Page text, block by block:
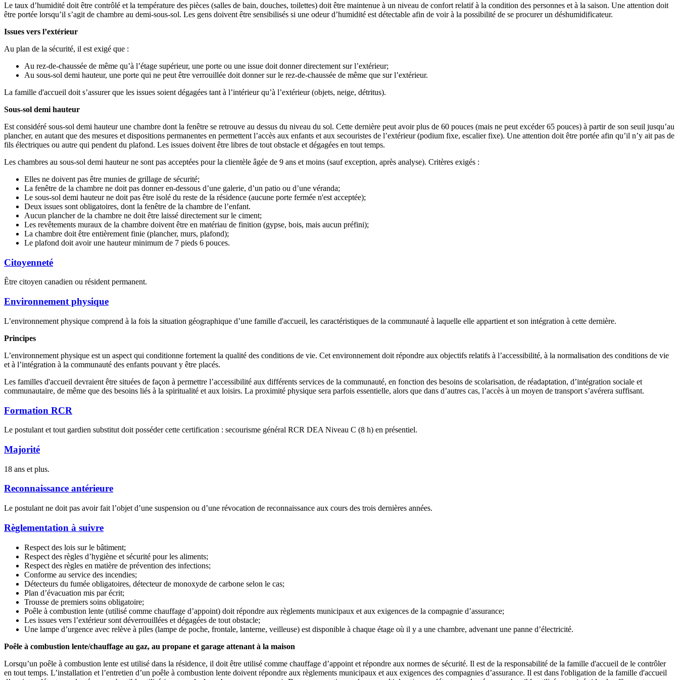
Le taux d’humidité doit être contrôlé et la température des pièces (salles de bain, douches, toilettes) doit être maintenue à un niveau de confort relatif à la condition des personnes et à la saison. Une attention doit
être portée lorsqu’il s’agit de chambre au demi-sous-sol. Les gens doivent être sensibilisés si une odeur d’humidité est détectable afin de voir à la possibilité de se procurer un déshumidificateur.
Issues vers l’extérieur
Au plan de la sécurité, il est exigé que :
Au rez-de-chaussée de même qu’à l’étage supérieur, une porte ou une issue doit donner directement sur l’extérieur;
Au sous-sol demi hauteur, une porte qui ne peut être verrouillée doit donner sur le rez-de-chaussée de même que sur l’extérieur.
La famille d'accueil doit s’assurer que les issues soient dégagées tant à l’intérieur qu’à l’extérieur (objets, neige, détritus).
Sous-sol demi hauteur
Est considéré sous-sol demi hauteur une chambre dont la fenêtre se retrouve au dessus du niveau du sol. Cette dernière peut avoir plus de 60 pouces (mais ne peut excéder 65 pouces) à partir de son seuil jusqu’au
plancher, en autant que des mesures et dispositions permanentes en permettent l’accès aux enfants et aux secouristes de l’extérieur (podium fixe, escalier fixe). Une attention doit être portée afin qu’il n’y ait pas de
fils électriques ou autre qui pendent du plafond. Les issues doivent être libres de tout obstacle et dégagées en tout temps.
Les chambres au sous-sol demi hauteur ne sont pas acceptées pour la clientèle âgée de 9 ans et moins (sauf exception, après analyse). Critères exigés :
Elles ne doivent pas être munies de grillage de sécurité;
La fenêtre de la chambre ne doit pas donner en-dessous d’une galerie, d’un patio ou d’une véranda;
Le sous-sol demi hauteur ne doit pas être isolé du reste de la résidence (aucune porte fermée n'est acceptée);
Deux issues sont obligatoires, dont la fenêtre de la chambre de l’enfant.
Aucun plancher de la chambre ne doit être laissé directement sur le ciment;
Les revêtements muraux de la chambre doivent être en matériau de finition (gypse, bois, mais aucun préfini);
La chambre doit être entièrement finie (plancher, murs, plafond);
Le plafond doit avoir une hauteur minimum de 7 pieds 6 pouces.
Citoyenneté
Être citoyen canadien ou résident permanent.
Environnement physique
L’environnement physique comprend à la fois la situation géographique d’une famille d'accueil, les caractéristiques de la communauté à laquelle elle appartient et son intégration à cette dernière.
Principes
L’environnement physique est un aspect qui conditionne fortement la qualité des conditions de vie. Cet environnement doit répondre aux objectifs relatifs à l’accessibilité, à la normalisation des conditions de vie
et à l’intégration à la communauté des enfants pouvant y être placés.
Les familles d'accueil devraient être situées de façon à permettre l’accessibilité aux différents services de la communauté, en fonction des besoins de scolarisation, de réadaptation, d’intégration sociale et
communautaire, de même que des besoins liés à la spiritualité et aux loisirs. La proximité physique sera parfois essentielle, alors que dans d’autres cas, l’accès à un moyen de transport s’avérera suffisant.
Formation RCR
Le postulant et tout gardien substitut doit posséder cette certification : secourisme général RCR DEA Niveau C (8 h) en présentiel.
Majorité
18 ans et plus.
Reconnaissance antérieure
Le postulant ne doit pas avoir fait l’objet d’une suspension ou d’une révocation de reconnaissance aux cours des trois dernières années.
Règlementation à suivre
Respect des lois sur le bâtiment;
Respect des règles d’hygiène et sécurité pour les aliments;
Respect des règles en matière de prévention des infections;
Conforme au service des incendies;
Détecteurs du fumée obligatoires, détecteur de monoxyde de carbone selon le cas;
Plan d’évacuation mis par écrit;
Trousse de premiers soins obligatoire;
Poêle à combustion lente (utilisé comme chauffage d’appoint) doit répondre aux règlements municipaux et aux exigences de la compagnie d’assurance;
Les issues vers l’extérieur sont déverrouillées et dégagées de tout obstacle;
Une lampe d’urgence avec relève à piles (lampe de poche, frontale, lanterne, veilleuse) est disponible à chaque étage où il y a une chambre, advenant une panne d’électricité.
Poêle à combustion lente/chauffage au gaz, au propane et garage attenant à la maison
Lorsqu’un poêle à combustion lente est utilisé dans la résidence, il doit être utilisé comme chauffage d’appoint et répondre aux normes de sécurité. Il est de la responsabilité de la famille d'accueil de le contrôler
en tout temps. L’installation et l’entretien d’un poêle à combustion lente doivent répondre aux règlements municipaux et aux exigences des compagnies d’assurance. Il est dans l'obligation de la famille d'accueil